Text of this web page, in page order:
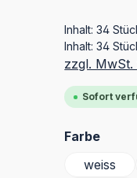
Inhalt:34
Inhalt:34
zzgl.
Sofort
Farbe
weiss